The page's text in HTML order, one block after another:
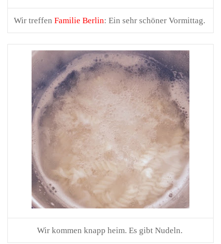
Wir treffen Familie Berlin: Ein sehr schöner Vormittag.
Wir kommen knapp heim. Es gibt Nudeln.